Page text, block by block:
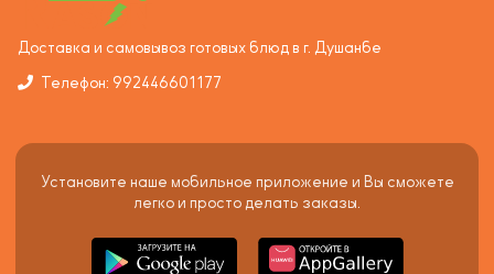
Доставка и самовывоз готовых блюд в г. Душанбе
Телефон: 992446601177
Установите наше мобильное приложение и Вы сможете
легко и просто делать заказы.